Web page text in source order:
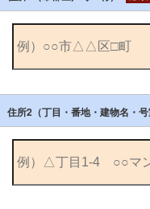
住所2（丁目・番地・建物名・号